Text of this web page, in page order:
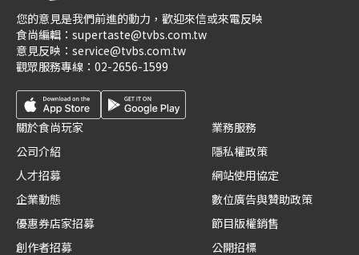
您的意見是我們前進的動力，歡迎來信或來電反映
食尚編輯： supertaste@tvbs.com.tw
意見反映： service@tvbs.com.tw
觀眾服務專線： 02-2656-1599
關於食尚玩家
公司介紹
人才招募
企業動態
優惠券店家招募
創作者招募
業務服務
隱私權政策
網站使用協定
數位廣告與贊助政策
節目版權銷售
公開招標